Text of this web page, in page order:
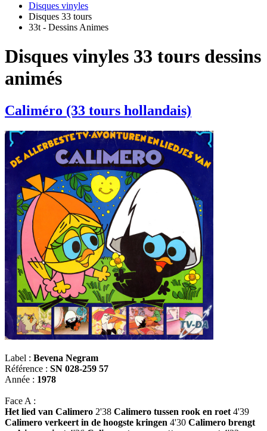
Disques vinyles
Disques 33 tours
33t - Dessins Animes
Disques vinyles 33 tours dessins
animés
Caliméro (33 tours hollandais)
Label : Bevena Negram
Référence : SN 028-259 57
Année : 1978
Face A :
Het lied van Calimero 2'38 Calimero tussen rook en roet 4'39
Calimero verkeert in de hoogste kringen 4'30 Calimero brengt